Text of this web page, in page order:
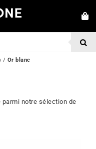
/ Or blanc
parmi notre sélection de